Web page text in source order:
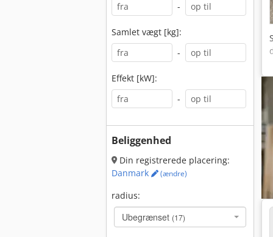
-
Samlet vægt [kg]:
-
Effekt [kW]:
-
Beliggenhed
Din registrerede placering:
Danmark
(ændre)
radius:
Ubegrænset (17)